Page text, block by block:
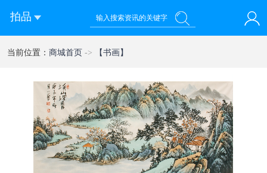
拍品
您好！欢迎来到 乾禧国际拍卖有限公司
当前位置： 商城首页 -> 【书画】